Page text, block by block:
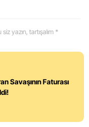
yazın, tartışalım *
Savaşının Faturası